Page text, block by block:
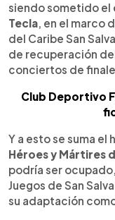
siendo sometido el
Tecla, en el marco
del Caribe San
de recuperación
conciertos de
Club Deportivo
Y a esto se suma el
Héroes y Mártires
podría ser
Juegos de San
su adaptación